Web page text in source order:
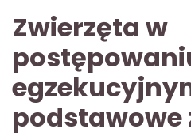
Zwierzęta w
podstawowe